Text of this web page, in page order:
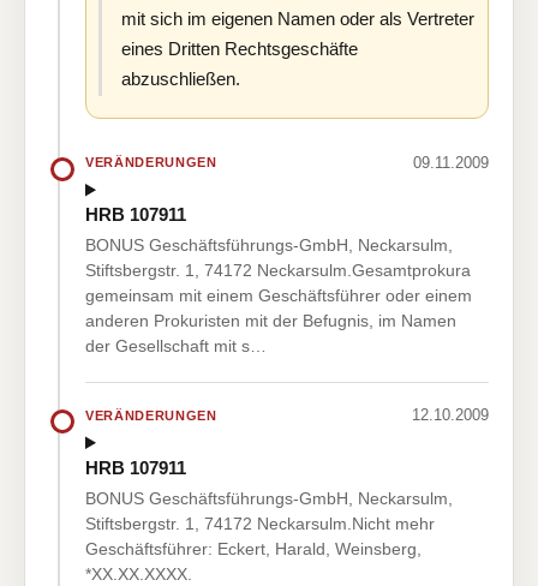
mit sich im eigenen Namen oder als Vertreter
eines Dritten Rechtsgeschäfte
abzuschließen.
VERÄNDERUNGEN 09.11.2009
HRB 107911
BONUS Geschäftsführungs-GmbH, Neckarsulm,
Stiftsbergstr. 1, 74172 Neckarsulm.Gesamtprokura
gemeinsam mit einem Geschäftsführer oder einem
anderen Prokuristen mit der Befugnis, im Namen
der Gesellschaft mit s…
VERÄNDERUNGEN 12.10.2009
HRB 107911
BONUS Geschäftsführungs-GmbH, Neckarsulm,
Stiftsbergstr. 1, 74172 Neckarsulm.Nicht mehr
Geschäftsführer: Eckert, Harald, Weinsberg,
*XX.XX.XXXX.